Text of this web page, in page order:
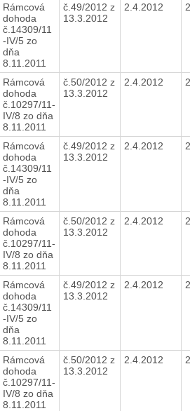
Rámcová
dohoda
č.14309/11
-IV/5 zo
dňa
8.11.2011
č.49/2012 z
13.3.2012
2.4.2012
Rámcová
dohoda
č.10297/11-
IV/8 zo dňa
8.11.2011
č.50/2012 z
13.3.2012
2.4.2012
Rámcová
dohoda
č.14309/11
-IV/5 zo
dňa
8.11.2011
č.49/2012 z
13.3.2012
2.4.2012
Rámcová
dohoda
č.10297/11-
IV/8 zo dňa
8.11.2011
č.50/2012 z
13.3.2012
2.4.2012
Rámcová
dohoda
č.14309/11
-IV/5 zo
dňa
8.11.2011
č.49/2012 z
13.3.2012
2.4.2012
Rámcová
dohoda
č.10297/11-
IV/8 zo dňa
8.11.2011
č.50/2012 z
13.3.2012
2.4.2012